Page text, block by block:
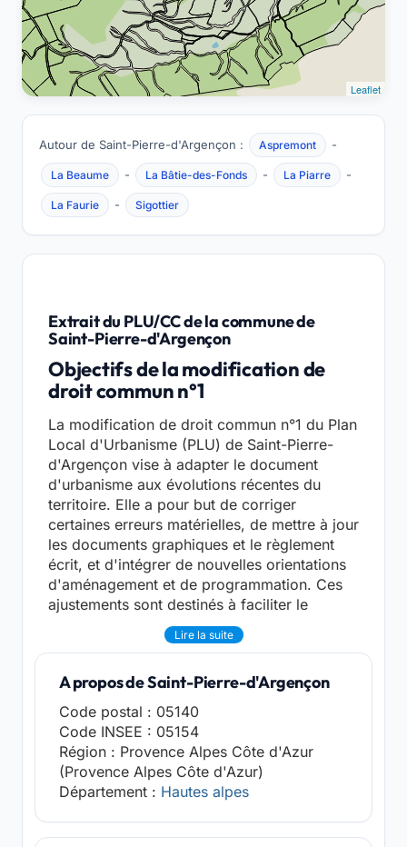
Leaflet
Autour de Saint-Pierre-d'Argençon : Aspremont -
La Beaume - La Bâtie-des-Fonds - La Piarre -
La Faurie - Sigottier
Extrait du PLU/CC de la commune de
Saint-Pierre-d'Argençon
Objectifs de la modification de
droit commun n°1
La modification de droit commun n°1 du Plan
Local d'Urbanisme (PLU) de Saint-Pierre-
d'Argençon vise à adapter le document
d'urbanisme aux évolutions récentes du
territoire. Elle a pour but de corriger
certaines erreurs matérielles, de mettre à jour
les documents graphiques et le règlement
écrit, et d'intégrer de nouvelles orientations
d'aménagement et de programmation. Ces
ajustements sont destinés à faciliter le
Lire la suite
A propos de Saint-Pierre-d'Argençon
Code postal : 05140
Code INSEE : 05154
Région : Provence Alpes Côte d'Azur
(Provence Alpes Côte d'Azur)
Département : Hautes alpes